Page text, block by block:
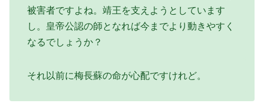
被害者ですよね。靖王を支えようとしています
し。皇帝公認の師となれば今までより動きやすく
なるでしょうか？
それ以前に梅長蘇の命が心配ですけれど。